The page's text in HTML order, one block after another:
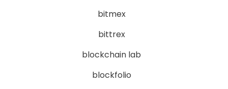
bitmex
bittrex
blockchain lab
blockfolio